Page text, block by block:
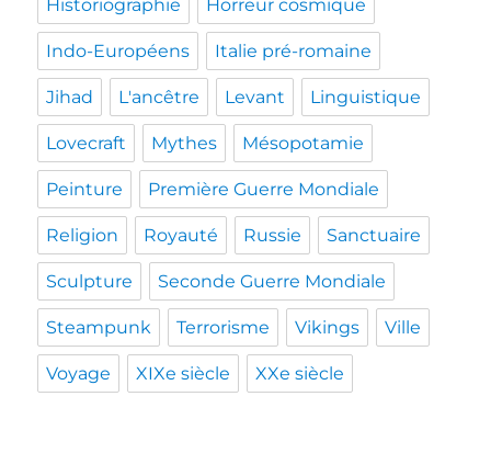
Historiographie Horreur cosmique
Indo-Européens Italie pré-romaine
Jihad L'ancêtre Levant Linguistique
Lovecraft Mythes Mésopotamie
Peinture Première Guerre Mondiale
Religion Royauté Russie Sanctuaire
Sculpture Seconde Guerre Mondiale
Steampunk Terrorisme Vikings Ville
Voyage XIXe siècle XXe siècle